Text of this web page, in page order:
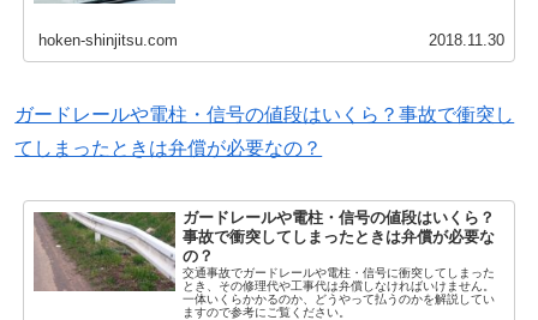
hoken-shinjitsu.com 2018.11.30
ガードレールや電柱・信号の値段はいくら？事故で衝突し
てしまったときは弁償が必要なの？
ガードレールや電柱・信号の値段はいくら？
事故で衝突してしまったときは弁償が必要な
の？
交通事故でガードレールや電柱・信号に衝突してしまった
とき、その修理代や工事代は弁償しなければいけません。
一体いくらかかるのか、どうやって払うのかを解説してい
ますので参考にご覧ください。